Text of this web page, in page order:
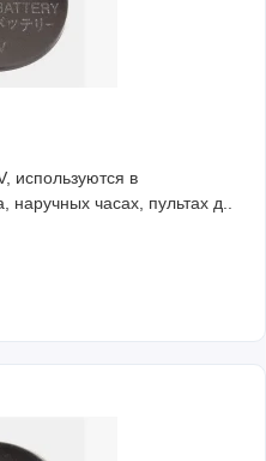
используются в
наручных часах, пультах д..